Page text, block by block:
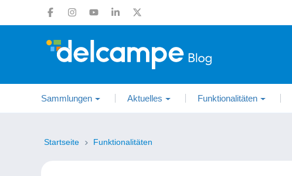
Sammlungen Aktuelles Funktionalitäten
Startseite Funktionalitäten